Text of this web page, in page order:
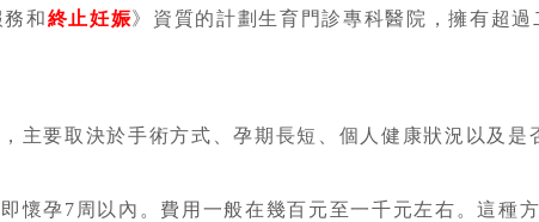
和終止妊娠》資質的計劃生育門診專科醫院，擁有超
主要取決於手術方式、孕期長短、個人健康狀況以及
懷孕7周以內。費用一般在幾百元至一千元左右。這種